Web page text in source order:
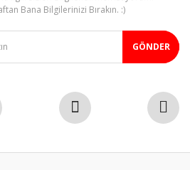
Bana Bilgilerinizi Bırakın. :)
GÖNDER